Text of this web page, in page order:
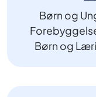
Børn og
Børn og